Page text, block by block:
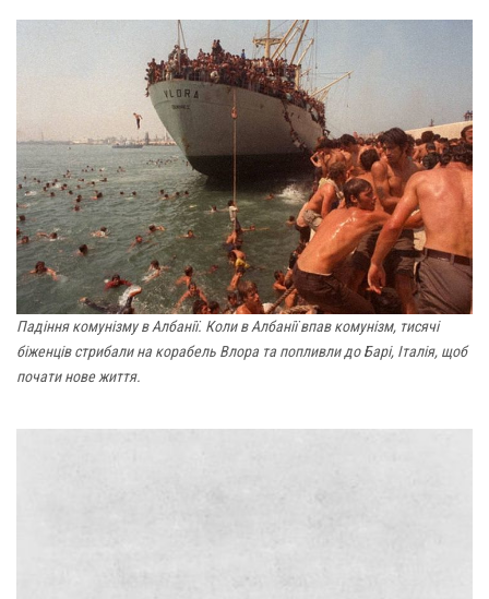
Падіння комунізму в Албанії. Коли в Албанії впав комунізм, тисячі
біженців стрибали на корабель Влора та попливли до Барі, Італія, щоб
почати нове життя.